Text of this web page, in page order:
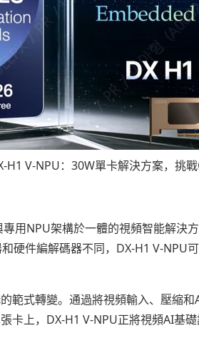
H1 V-NPU：30W單卡解決方案，挑
用NPU架構於一體的視頻智能解決
硬件編解碼器不同，DX-H1 V-NPU
範式轉變。通過將視頻輸入、壓縮
卡上，DX-H1 V-NPU正將視頻AI基